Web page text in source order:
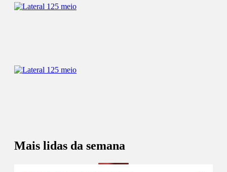
Mais lidas da semana